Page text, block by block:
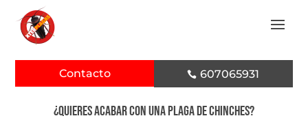
Contacto  607065931
¿Quieres acabar con una plaga de chinches?